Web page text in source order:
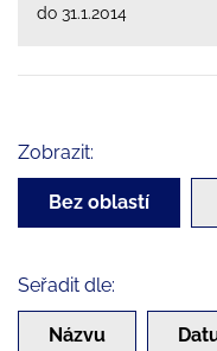
do 31.1.2014
Zobrazit:
Bez oblastí
Seřadit dle:
Názvu